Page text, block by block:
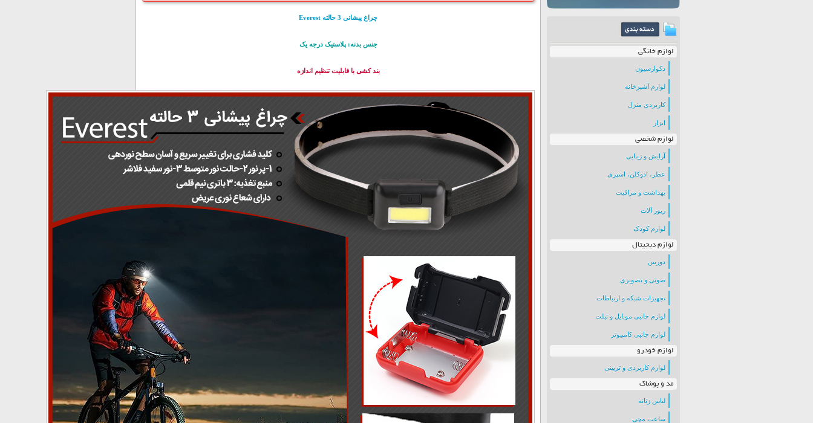
لوازم خانگی
دکوارسیون
لوازم آشپزخانه
کاربردی منزل
ابزار
لوازم شخصی
آرایش و زیبایی
عطر، ادوکلن، اسپری
بهداشت و مراقبت
زیور آلات
لوازم کودک
لوازم دیجیتال
دوربین
صوتی و تصویری
تجهیزات شبکه و ارتباطات
لوازم جانبی موبایل و تبلت
لوازم جانبی کامپیوتر
لوازم خودرو
لوازم کاربردی و تزیینی
مد و پوشاک
لباس زنانه
ساعت مچی
چراغ پیشانی 3 حالته Everest
جنس بدنه: پلاستیک درجه یک
بند کشی با قابلیت تنظیم اندازه